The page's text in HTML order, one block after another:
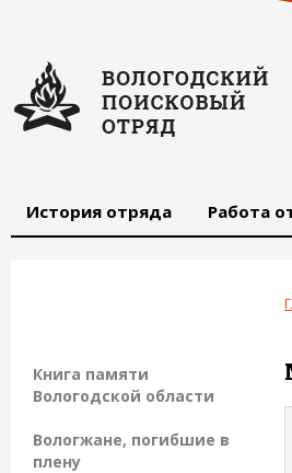
История отряда Работа
Книга памяти
Вологодской области
Вологжане, погибшие в
плену